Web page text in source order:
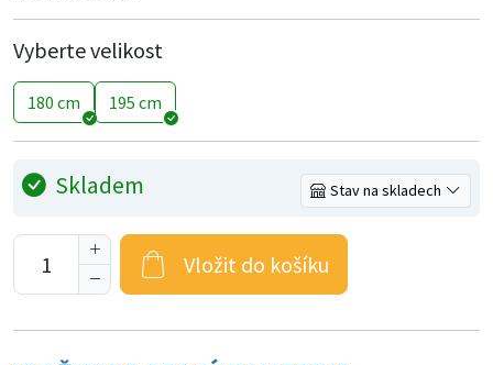
Vyberte velikost
180 cm 195 cm
Skladem Stav na skladech
Vložit do košíku